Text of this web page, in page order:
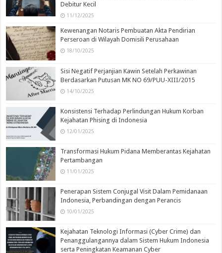
Debitur Kecil
11/12/2025
Kewenangan Notaris Pembuatan Akta Pendirian
Perseroan di Wilayah Domisili Perusahaan
18/10/2025
Sisi Negatif Perjanjian Kawin Setelah Perkawinan
Berdasarkan Putusan MK NO 69/PUU-XIII/2015
14/10/2025
Konsistensi Terhadap Perlindungan Hukum Korban
Kejahatan Phising di Indonesia
12/01/2025
Transformasi Hukum Pidana Memberantas Kejahatan
Pertambangan
11/01/2025
Penerapan Sistem Conjugal Visit Dalam Pemidanaan
Indonesia, Perbandingan dengan Perancis
10/01/2025
Kejahatan Teknologi Informasi (Cyber Crime) dan
Penanggulangannya dalam Sistem Hukum Indonesia
serta Peningkatan Keamanan Cyber